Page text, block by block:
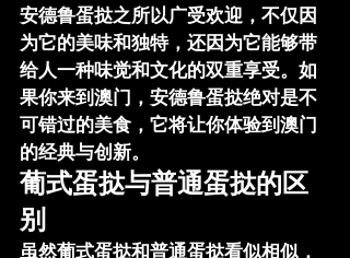
安德鲁蛋挞之所以广受欢迎，不仅因
为它的美味和独特，还因为它能够带
给人一种味觉和文化的双重享受。如
果你来到澳门， 安德鲁蛋挞绝对是不
可错过的美食，它将让你体验到澳门
的经典与创新。
葡式蛋挞与普通蛋挞的区
别
虽然葡式蛋挞和普通蛋挞看似相似，